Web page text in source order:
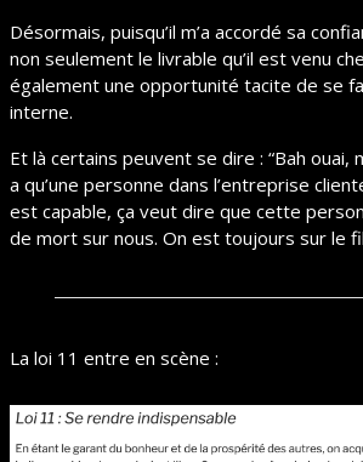
Désormais, puisqu’il m’a accordé sa
non seulement le livrable qu’il est venu
également une opportunité tacite de se
interne.
Et là certains peuvent se dire : “Bah ouai,
a qu’une personne dans l’entreprise
est capable, ça veut dire que cette
de mort sur nous. On est toujours sur le
La loi 11 entre en scène :